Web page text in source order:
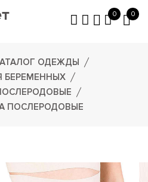
0 0
ОДЕЖДЫ
БЕРЕМЕННЫХ
ПОСЛЕРОДОВЫЕ